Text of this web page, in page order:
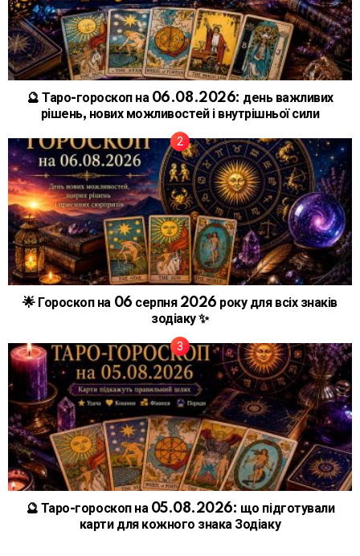
🔮 Таро-гороскоп на 06.08.2026: день важливих
рішень, нових можливостей і внутрішньої сили
🌟 Гороскоп на 06 серпня 2026 року для всіх знаків
зодіаку ✨
🔮 Таро-гороскоп на 05.08.2026: що підготували
карти для кожного знака Зодіаку